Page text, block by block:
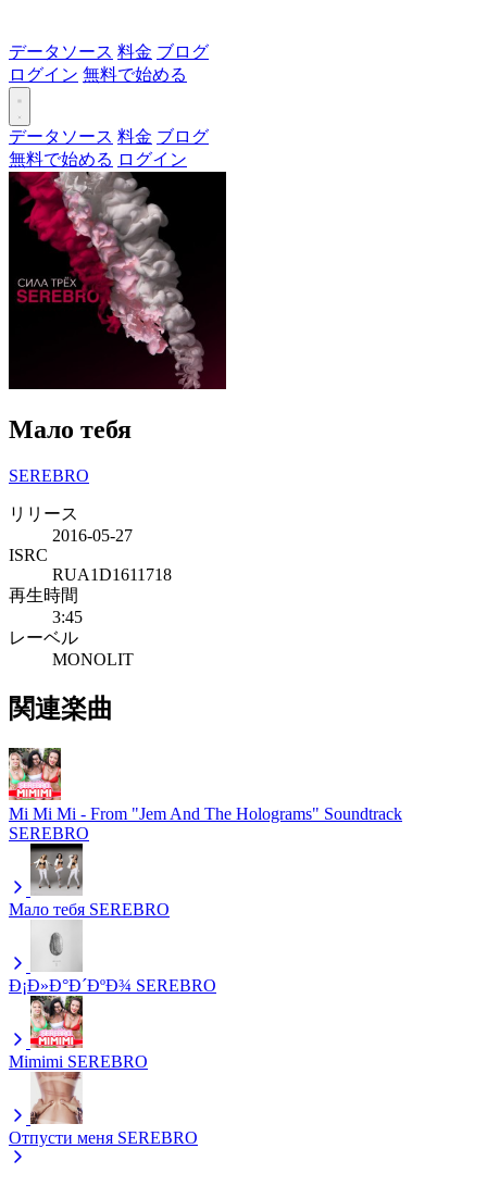
データソース 料金 ブログ
ログイン 無料で始める
データソース 料金 ブログ
無料で始める ログイン
Мало тебя
SEREBRO
リリース
2016-05-27
ISRC
RUA1D1611718
再生時間
3:45
レーベル
MONOLIT
関連楽曲
Mi Mi Mi - From "Jem And The Holograms" Soundtrack
SEREBRO
Мало тебя SEREBRO
Ð¡Ð»Ð°Ð´ÐºÐ¾ SEREBRO
Mimimi SEREBRO
Отпусти меня SEREBRO